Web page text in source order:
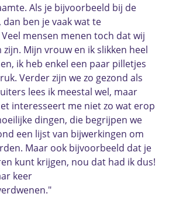
Als je bijvoorbeeld bij de
ben je vaak wat te
mensen menen toch dat wij
Mijn vrouw en ik slikken heel
ik heb enkel een paar pilletjes
Verder zijn we zo gezond als
lees ik meestal wel, maar
interesseert me niet zo wat erop
dingen, die begrijpen we
een lijst van bijwerkingen om
Maar ook bijvoorbeeld dat je
kunt krijgen, nou dat had ik dus!
keer